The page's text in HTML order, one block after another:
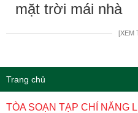
mặt trời mái nhà
[XEM
Trang chủ
TÒA SOẠN TẠP CHÍ NĂNG